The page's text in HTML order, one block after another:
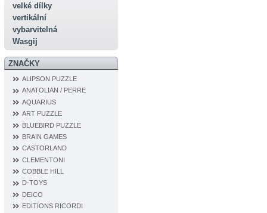
velké dílky
vertikální
vybarvitelná
Wasgij
ZNAČKY
ALIPSON PUZZLE
ANATOLIAN / PERRE
AQUARIUS
ART PUZZLE
BLUEBIRD PUZZLE
BRAIN GAMES
CASTORLAND
CLEMENTONI
COBBLE HILL
D‐TOYS
DEICO
EDITIONS RICORDI